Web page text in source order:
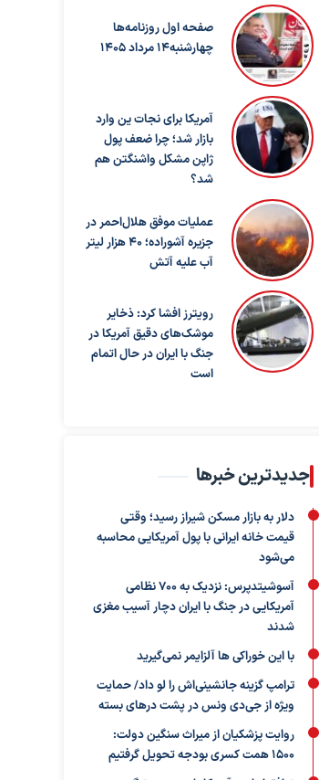
صفحه اول روزنامه‌ها
چهارشنبه14 مرداد 1405
آمریکا برای نجات ین وارد
بازار شد؛ چرا ضعف پول
ژاپن مشکل واشنگتن هم
شد؟
عملیات موفق هلال‌احمر در
جزیره آشوراده؛ ۴۰ هزار لیتر
آب علیه آتش
رویترز افشا کرد: ذخایر
موشک‌های دقیق آمریکا در
جنگ با ایران در حال اتمام
است
جدیدترین خبرها
دلار به بازار مسکن شیراز رسید؛ وقتی
قیمت خانه ایرانی با پول آمریکایی محاسبه
می‌شود
آسوشیتدپرس: نزدیک به ۷۰۰ نظامی
آمریکایی در جنگ با ایران دچار آسیب مغزی
شدند
با این خوراکی ها آلزایمر نمی‌گیرید
ترامپ گزینه جانشینی‌اش را لو داد/ حمایت
ویژه از جی‌دی ونس در پشت درهای بسته
روایت پزشکیان از میراث سنگین دولت:
۱۵۰۰ همت کسری بودجه تحویل گرفتیم